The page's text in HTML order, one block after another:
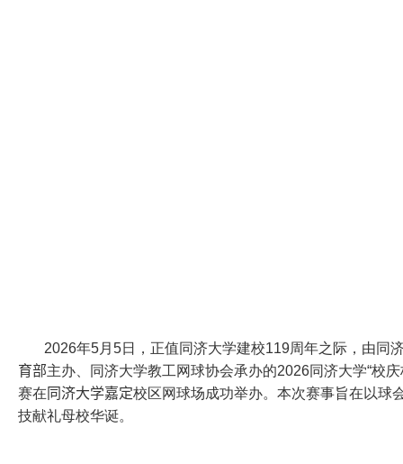
2026年5月5日，正值同济大学建校119周年之际，由同
育部主办、同济大学教工网球协会承办的2026同济大学“校
赛在 同济大学嘉定校区网球场成功举办。本次赛事旨在以球
技献礼母校华诞。